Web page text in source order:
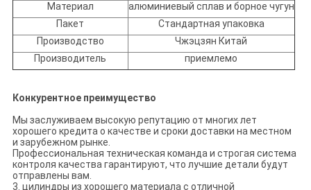
Материал
алюминиевый сплав и борное чугун
Пакет
Стандартная упаковка
Производство
Чжэцзян Китай
Производитель
приемлемо
Конкурентное преимущество
Мы заслуживаем высокую репутацию от многих лет
хорошего кредита о качестве и сроки доставки на местном
и зарубежном рынке.
Профессиональная техническая команда и строгая система
контроля качества гарантируют, что лучшие детали будут
отправлены вам.
3. цилиндры из хорошего материала с отличной